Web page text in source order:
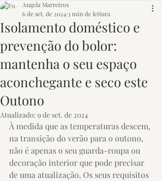
Isolamento doméstico e
prevenção do bolor:
mantenha o seu espaço
aconchegante e seco este
Outono
Angela Marreiros
6 de set. de 2024 3 min de leitura
Atualizado: 9 de set. de 2024
À medida que as temperaturas descem,
na transição do verão para o outono,
não é apenas o seu guarda-roupa ou
decoração interior que pode precisar
de uma atualização. Os seus requisitos